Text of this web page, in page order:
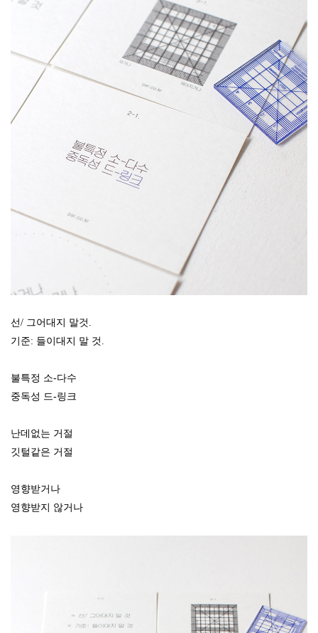
선/ 그어대지 말것.
기준: 들이대지 말 것.
불특정 소-다수
중독성 드-링크
난데없는 거절
깃털같은 거절
영향받거나
영향받지 않거나